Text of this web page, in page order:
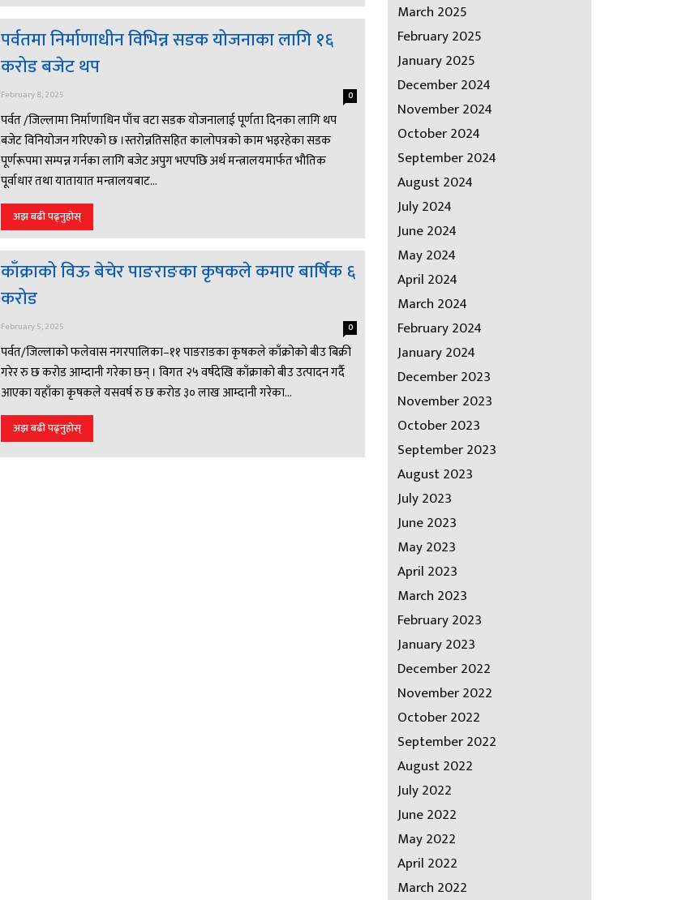
पर्वतमा निर्माणाधीन विभिन्न सडक योजनाका लागि १६
करोड बजेट थप
February 8, 2025 0
पर्वत /जिल्लामा निर्माणाधिन पाँच वटा सडक योजनालाई पूर्णता दिनका लागि थप
बजेट विनियोजन गरिएको छ ।स्तरोन्नतिसहित कालोपत्रको काम भइरहेका सडक
पूर्णरूपमा सम्पन्न गर्नका लागि बजेट अपुग भएपछि अर्थ मन्त्रालयमार्फत भौतिक
पूर्वाधार तथा यातायात मन्त्रालयबाट...
अझ बढी पढ्नुहोस्
काँक्राको विऊ बेचेर पाङराङका कृषकले कमाए बार्षिक ६
करोड
February 5, 2025 0
पर्वत/जिल्लाको फलेवास नगरपालिका–११ पाङराङका कृषकले काँक्रोको बीउ बिक्री
गरेर रु छ करोड आम्दानी गरेका छन् । विगत २५ वर्षदेखि काँक्राको बीउ उत्पादन गर्दै
आएका यहाँका कृषकले यसवर्ष रु छ करोड ३० लाख आम्दानी गरेका...
अझ बढी पढ्नुहोस्
March 2025
February 2025
January 2025
December 2024
November 2024
October 2024
September 2024
August 2024
July 2024
June 2024
May 2024
April 2024
March 2024
February 2024
January 2024
December 2023
November 2023
October 2023
September 2023
August 2023
July 2023
June 2023
May 2023
April 2023
March 2023
February 2023
January 2023
December 2022
November 2022
October 2022
September 2022
August 2022
July 2022
June 2022
May 2022
April 2022
March 2022